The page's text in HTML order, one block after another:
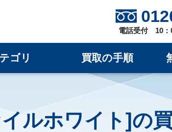
電話受付 10：
ゴリ 買取の手順
ルホワイト]の